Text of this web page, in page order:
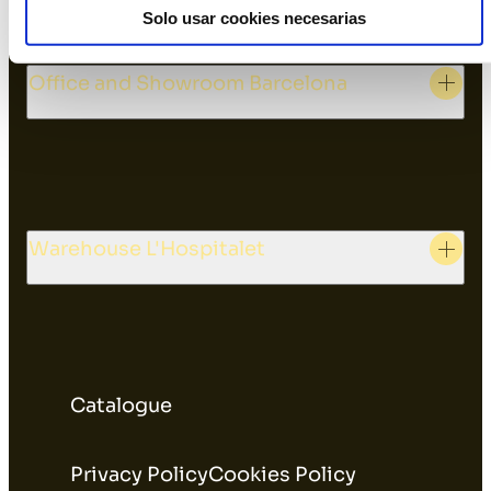
Solo usar cookies necesarias
Catalogue
Privacy PolicyCookies Policy
Office and Showroom Barcelona
Warehouse L'Hospitalet